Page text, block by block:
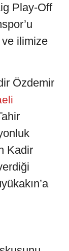
Play-Off
ve ilimize
Özdemir
Kadir